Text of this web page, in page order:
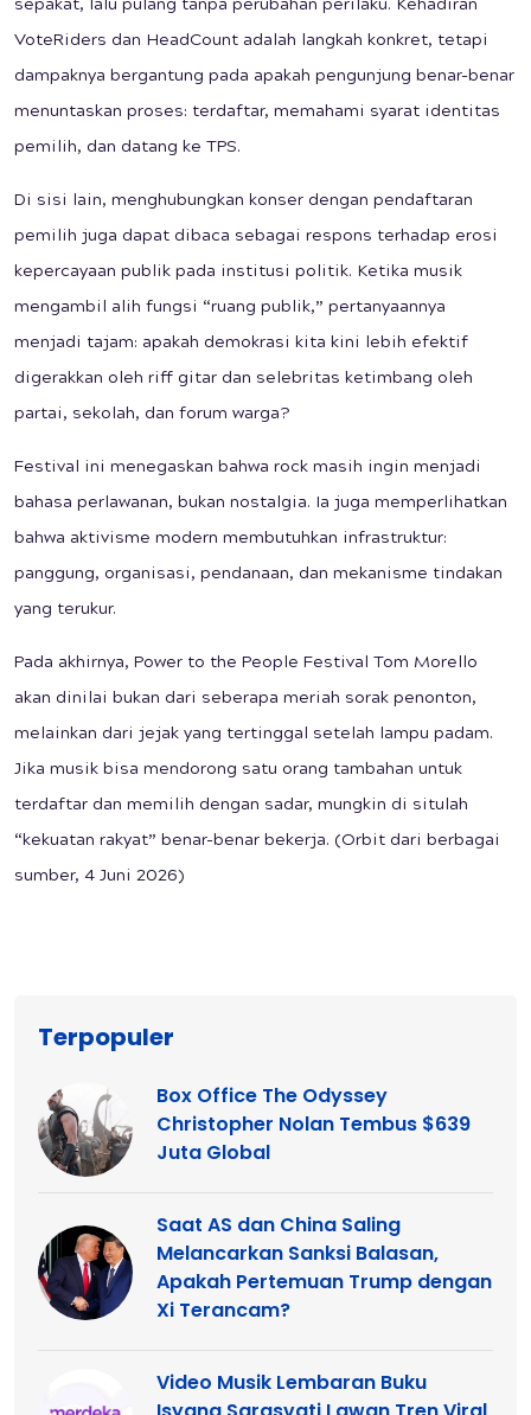
sepakat, lalu pulang tanpa perubahan perilaku. Kehadiran
VoteRiders dan HeadCount adalah langkah konkret, tetapi
dampaknya bergantung pada apakah pengunjung benar-benar
menuntaskan proses: terdaftar, memahami syarat identitas
pemilih, dan datang ke TPS.
Di sisi lain, menghubungkan konser dengan pendaftaran
pemilih juga dapat dibaca sebagai respons terhadap erosi
kepercayaan publik pada institusi politik. Ketika musik
mengambil alih fungsi “ruang publik,” pertanyaannya
menjadi tajam: apakah demokrasi kita kini lebih efektif
digerakkan oleh riff gitar dan selebritas ketimbang oleh
partai, sekolah, dan forum warga?
Festival ini menegaskan bahwa rock masih ingin menjadi
bahasa perlawanan, bukan nostalgia. Ia juga memperlihatkan
bahwa aktivisme modern membutuhkan infrastruktur:
panggung, organisasi, pendanaan, dan mekanisme tindakan
yang terukur.
Pada akhirnya, Power to the People Festival Tom Morello
akan dinilai bukan dari seberapa meriah sorak penonton,
melainkan dari jejak yang tertinggal setelah lampu padam.
Jika musik bisa mendorong satu orang tambahan untuk
terdaftar dan memilih dengan sadar, mungkin di situlah
“kekuatan rakyat” benar-benar bekerja. (Orbit dari berbagai
sumber, 4 Juni 2026)
Terpopuler
Box Office The Odyssey
Christopher Nolan Tembus $639
Juta Global
Saat AS dan China Saling
Melancarkan Sanksi Balasan,
Apakah Pertemuan Trump dengan
Xi Terancam?
Video Musik Lembaran Buku